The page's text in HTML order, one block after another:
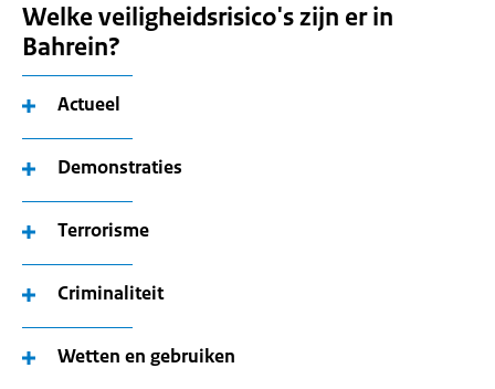
Welke veiligheidsrisico's zijn er in
Bahrein?
Actueel
Demonstraties
Terrorisme
Criminaliteit
Wetten en gebruiken